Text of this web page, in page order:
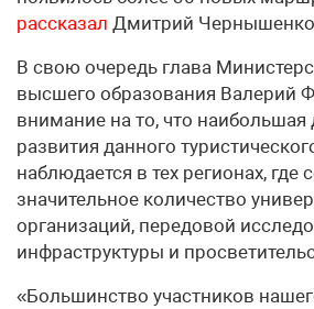
рассказал Дмитрий
В свою очередь глава
высшего образования Валерий
внимание на то, что
развития данного
наблюдается в тех регионах, где
значительное количество
организаций, передовой
инфраструктуры и
«Большинство участников